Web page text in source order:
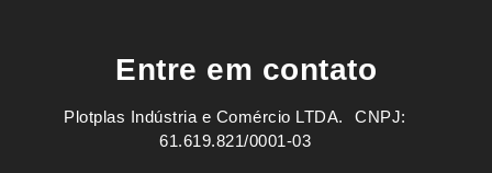
Entre em contato
Plotplas Indústria e Comércio LTDA. ㅤㅤㅤ CNPJ:
61.619.821/0001-03